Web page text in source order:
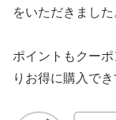
をいただきました
ポイントもクー
りお得に購入でき